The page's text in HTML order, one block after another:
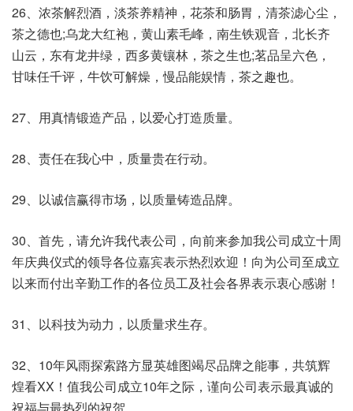
26、浓茶解烈酒，淡茶养精神，花茶和肠胃，清茶滤心尘，
茶之德也;乌龙大红袍，黄山素毛峰，南生铁观音，北长齐
山云，东有龙井绿，西多黄镶林，茶之生也;茗品呈六色，
甘味任千评，牛饮可解燥，慢品能娱情，茶之趣也。
27、用真情锻造产品，以爱心打造质量。
28、责任在我心中，质量贵在行动。
29、以诚信赢得市场，以质量铸造品牌。
30、首先，请允许我代表公司，向前来参加我公司成立十周
年庆典仪式的领导各位嘉宾表示热烈欢迎！向为公司至成立
以来而付出辛勤工作的各位员工及社会各界表示衷心感谢！
31、以科技为动力，以质量求生存。
32、10年风雨探索路方显英雄图竭尽品牌之能事，共筑辉
煌看XX！值我公司成立10年之际，谨向公司表示最真诚的